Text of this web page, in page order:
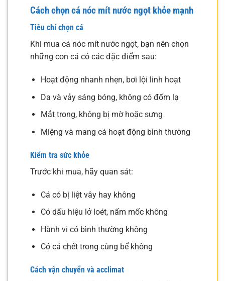
Cách chọn cá nóc mít nước ngọt khỏe mạnh
Tiêu chí chọn cá
Khi mua cá nóc mít nước ngọt, bạn nên chọn
những con cá có các đặc điểm sau:
Hoạt động nhanh nhẹn, bơi lội linh hoạt
Da và vảy sáng bóng, không có đốm lạ
Mắt trong, không bị mờ hoặc sưng
Miệng và mang cá hoạt động bình thường
Kiểm tra sức khỏe
Trước khi mua, hãy quan sát:
Cá có bị liệt vây hay không
Có dấu hiệu lở loét, nấm mốc không
Hành vi có bình thường không
Có cá chết trong cùng bể không
Cách vận chuyển và acclimat